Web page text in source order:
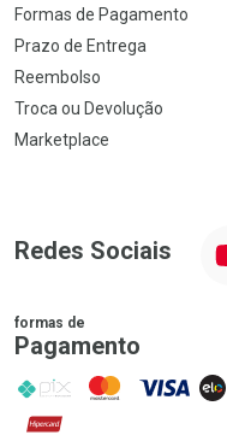
Formas de Pagamento
Prazo de Entrega
Reembolso
Troca ou Devolução
Marketplace
Redes Sociais
formas de
Pagamento
PIX MasterCard
VISA ELO
Hipercard